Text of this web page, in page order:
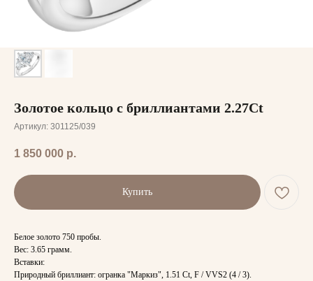
Золотое кольцо с бриллиантами 2.27Ct
Артикул: 301125/039
1 850 000 р.
Купить
Белое золото 750 пробы.
Вес: 3.65 грамм.
Вставки:
Природный бриллиант: огранка "Маркиз", 1.51 Ct, F / VVS2 (4 / 3).